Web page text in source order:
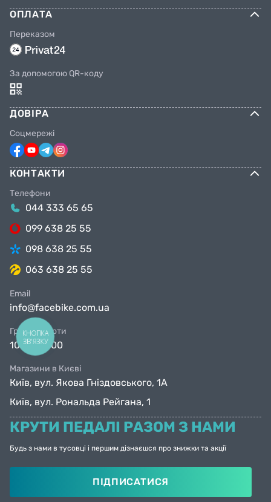
ОПЛАТА
Переказом
За допомогою QR-коду
ДОВІРА
Соцмережі
КОНТАКТИ
Телефони
044 333 65 65
099 638 25 55
098 638 25 55
063 638 25 55
Email
info@facebike.com.ua
Графік роботи
10:00-19:00
Магазини в Києві
Київ, вул. Якова Гніздовського, 1А
Київ, вул. Рональда Рейгана, 1
КРУТИ ПЕДАЛІ РАЗОМ З НАМИ
Будь з нами в тусовці і першим дізнаєшся про знижки та акції
ПІДПИСАТИСЯ
КНОПКА
ЗВ'ЯЗКУ